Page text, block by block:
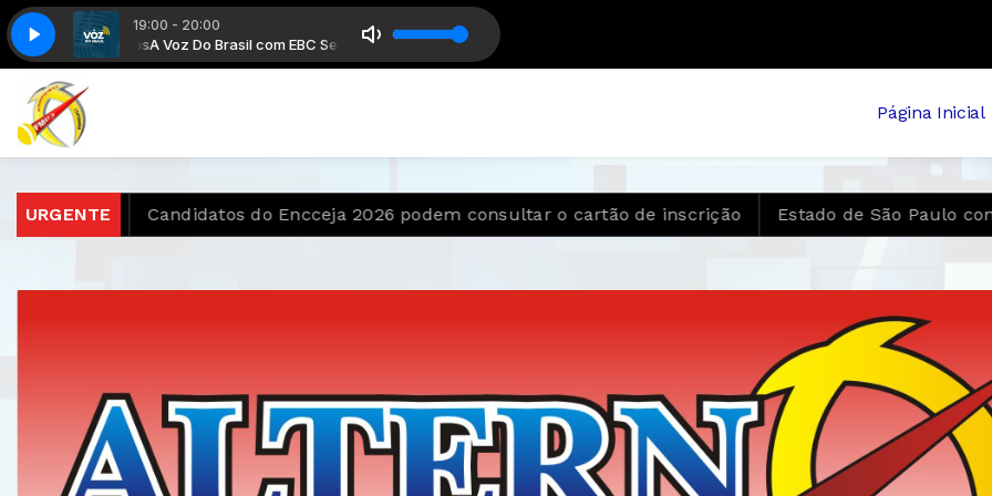
19:00 - 20:00
EBC Serviços A Voz Do Brasil com EBC Serviços
Página Inicial
URGENTE
Brasil Candidatos do Encceja 2026 podem consultar o cartão de inscrição Estado de São Paulo